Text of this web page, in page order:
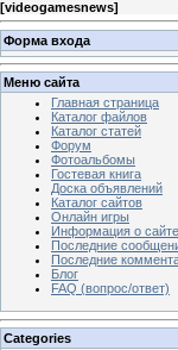
[videogamesnews]
Форма входа
Меню сайта
Главная страница
Каталог файлов
Каталог статей
Форум
Фотоальбомы
Гостевая книга
Доска объявлений
Каталог сайтов
Онлайн игры
Информация о сайте
Последние
Последние
Блог
FAQ (вопрос/ответ)
Categories